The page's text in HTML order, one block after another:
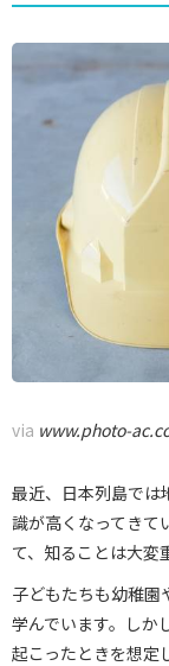
via www.photo-
最近、日本列島では
識が高くなってきて
て、知ることは大変
子どもたちも幼稚園
学んでいます。しか
起こったときを想定